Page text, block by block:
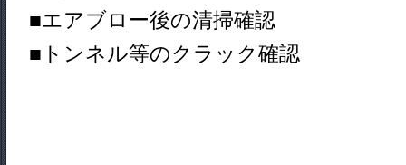
■エアブロー後の清掃確認
■トンネル等のクラック確認